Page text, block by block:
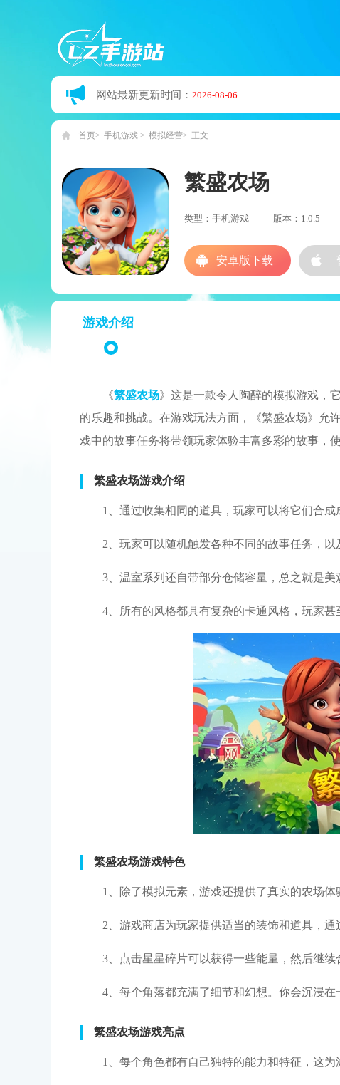
网站最新更新时间： 2026-08-06
首页 手机游戏 模拟经营 正文
繁盛农场
类型：手机游戏 版本：1.0.5
游戏介绍
《繁盛农场》这是一款令人陶醉的模拟游戏，
的乐趣和挑战。在游戏玩法方面，《繁盛农场》允
戏中的故事任务将带领玩家体验丰富多彩的故事，
繁盛农场游戏介绍
1、通过收集相同的道具，玩家可以将它们合成
2、玩家可以随机触发各种不同的故事任务，以
3、温室系列还自带部分仓储容量，总之就是
4、所有的风格都具有复杂的卡通风格，玩家甚
繁盛农场游戏特色
1、除了模拟元素，游戏还提供了真实的农场体
2、游戏商店为玩家提供适当的装饰和道具，通
3、点击星星碎片可以获得一些能量，然后继续
4、每个角落都充满了细节和幻想。你会沉浸在
繁盛农场游戏亮点
1、每个角色都有自己独特的能力和特征，这为